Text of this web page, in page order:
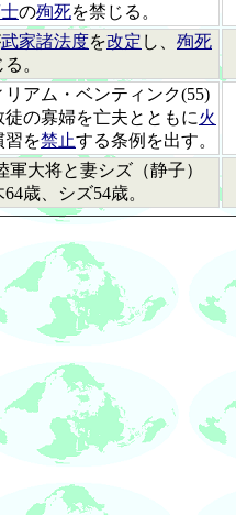
の殉死を禁じる。
武家諸法度を改定 し、 殉死
。
アム・ベンティンク(55)
の寡婦を亡夫とともに火
習を禁止する条例を出す。
軍大将と妻シズ（静子）
歳、シズ54歳。